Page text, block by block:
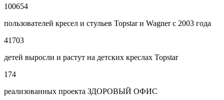
100654
пользователей кресел и стульев Topstar и Wagner с 2003 года
41703
детей выросли и растут на детских креслах Topstar
174
реализованных проекта ЗДОРОВЫЙ ОФИС